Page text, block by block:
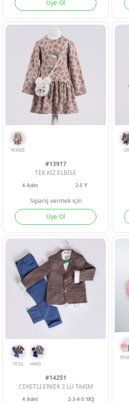
HARDAL BEJ
KIREMIT BEJ
Üye Ol
#13917
TEK KIZ ELBİSE
4Adet 2-5 Y
Sipariş vermek için
Üye Ol
#14251
CEKETLİ ERKEK 3 LÜ TAKIM
4Adet 2-3-4-5 YAŞ